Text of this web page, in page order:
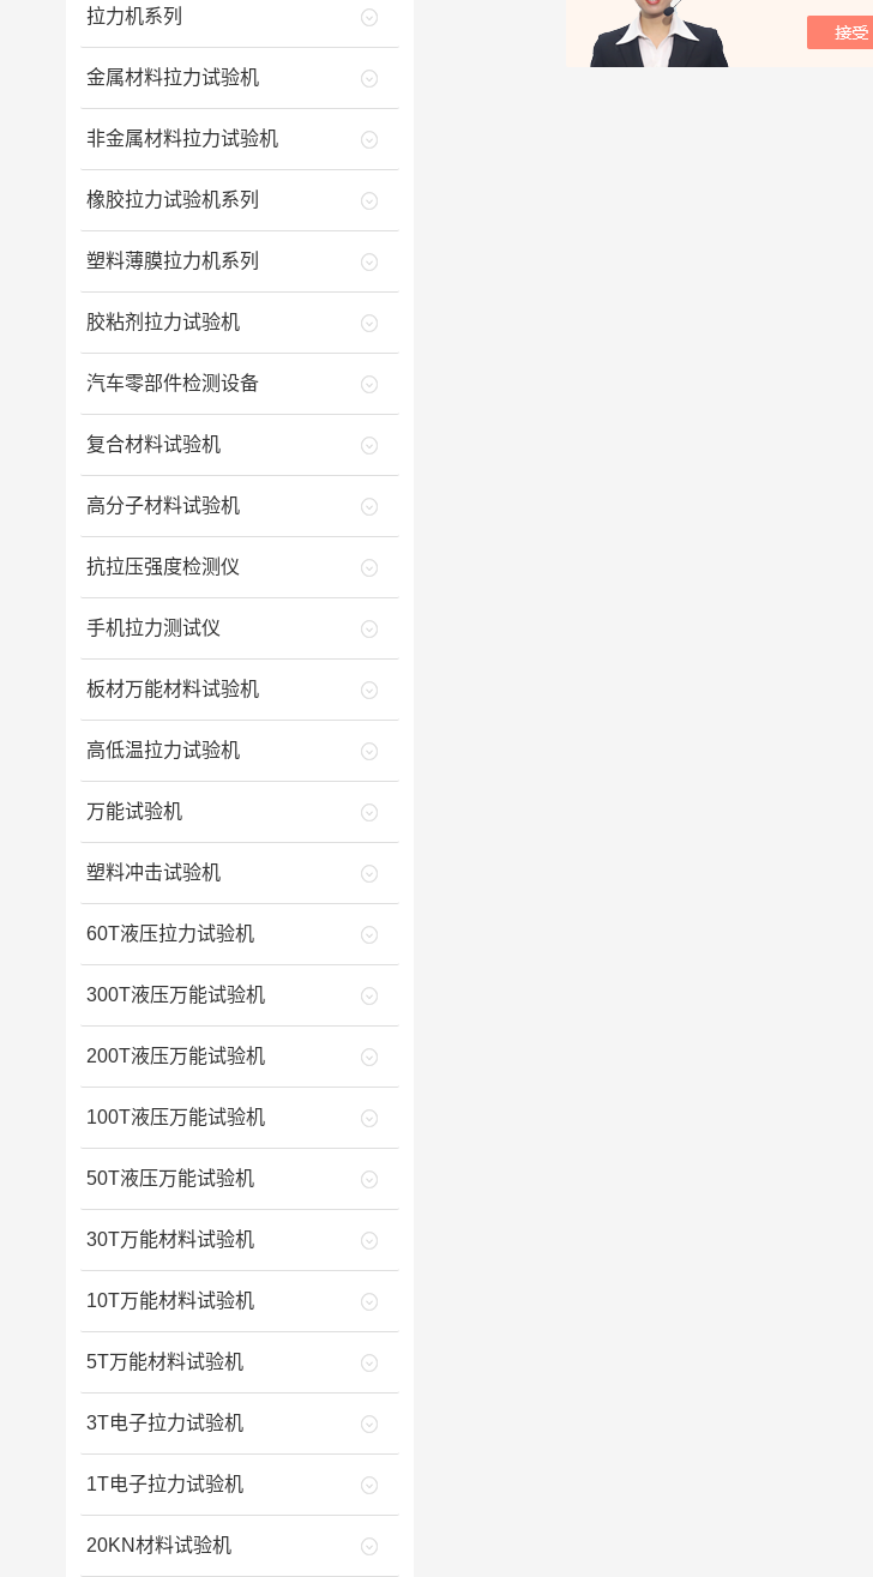
拉力机系列
金属材料拉力试验机
非金属材料拉力试验机
橡胶拉力试验机系列
塑料薄膜拉力机系列
胶粘剂拉力试验机
汽车零部件检测设备
复合材料试验机
高分子材料试验机
抗拉压强度检测仪
手机拉力测试仪
板材万能材料试验机
高低温拉力试验机
万能试验机
塑料冲击试验机
60T液压拉力试验机
300T液压万能试验机
200T液压万能试验机
100T液压万能试验机
50T液压万能试验机
30T万能材料试验机
10T万能材料试验机
5T万能材料试验机
3T电子拉力试验机
1T电子拉力试验机
20KN材料试验机